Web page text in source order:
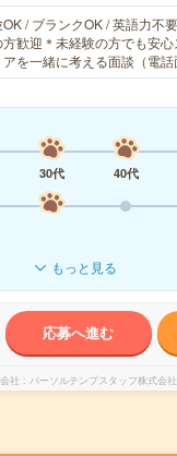
/ ブランクOK / 英語力不要
方歓迎＊未経験の方でも安
を一緒に考える面談（電
30代 40代
もっと見る
応募へ進む
社 パーソルテンプスタッフ株式会社